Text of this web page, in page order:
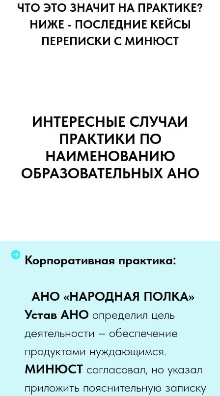
ЧТО ЭТО ЗНАЧИТ НА ПРАКТИКЕ?
НИЖЕ - ПОСЛЕДНИЕ КЕЙСЫ
ПЕРЕПИСКИ С МИНЮСТ
ИНТЕРЕСНЫЕ СЛУЧАИ
ПРАКТИКИ ПО
НАИМЕНОВАНИЮ
ОБРАЗОВАТЕЛЬНЫХ АНО
Корпоративная практика:
АНО «НАРОДНАЯ ПОЛКА»
Устав АНО определил цель
деятельности – обеспечение
продуктами нуждающимся.
МИНЮСТ согласовал, но указал
приложить пояснительную записку